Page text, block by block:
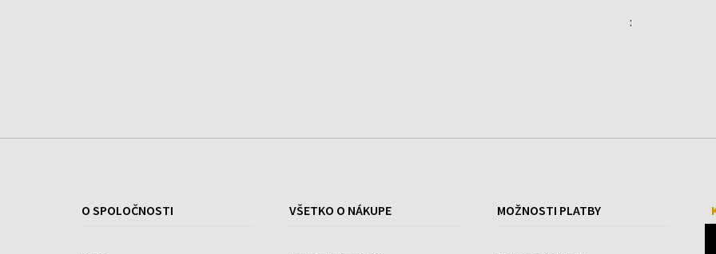
:
O SPOLOČNOSTI VŠETKO O NÁKUPE MOŽNOSTI PLATBY